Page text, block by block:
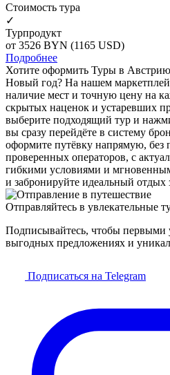
Cтоимость тура
✓
Турпродукт
от 3526 BYN (1165 USD)
Подробнее
Хотите оформить Туры в
Новый год? На нашем
наличие мест и точную цену на
скрытых наценок и устаревших
выберите подходящий тур и
вы сразу перейдёте в систему
оформите путёвку напрямую,
проверенных операторов, с
гибкими условиями и
и забронируйте идеальный отдых
Отправляйтесь в увлекательные
Подписывайтесь, чтобы первыми
выгодных предложениях и
Подписаться на Telegram